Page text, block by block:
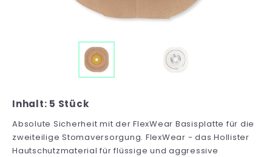
Inhalt: 5 Stück
Absolute Sicherheit mit der FlexWear Basisplatte für die
zweiteilige Stomaversorgung. FlexWear - das Hollister
Hautschutzmaterial für flüssige und aggressive